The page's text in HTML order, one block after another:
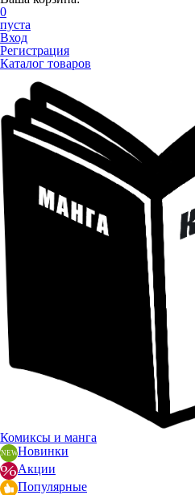
0
пуста
Вход
Регистрация
Каталог товаров
Комиксы и манга
Новинки
Акции
Популярные